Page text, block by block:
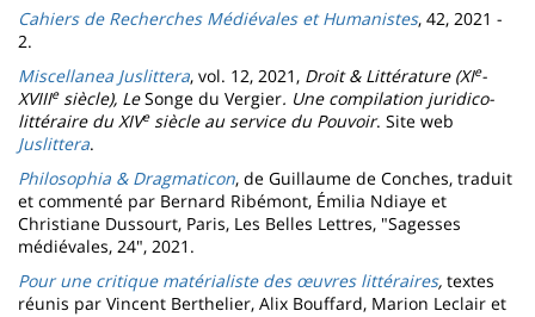
Cahiers de Recherches Médiévales et Humanistes, 42, 2021 -
2.
Miscellanea Juslittera, vol. 12, 2021, Droit & Littérature (XIe-
XVIIIesiècle), LeSonge du Vergier. Une compilation juridico-
littéraire du XIVesiècle au service du Pouvoir. Site web
Juslittera.
Philosophia & Dragmaticon, de Guillaume de Conches, traduit
et commenté par Bernard Ribémont, Émilia Ndiaye et
Christiane Dussourt, Paris, Les Belles Lettres, "Sagesses
médiévales, 24", 2021.
Pour une critique matérialiste des œuvres littéraires, textes
réunis par Vincent Berthelier, Alix Bouffard, Marion Leclair et